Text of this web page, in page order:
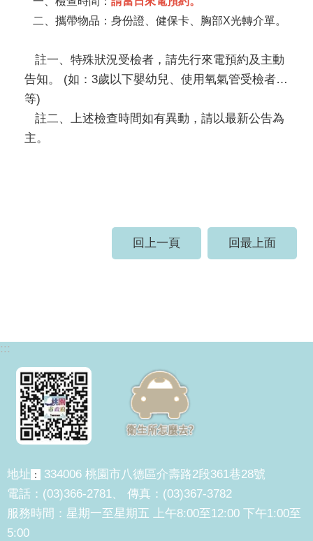
二、攜帶物品：身份證、健保卡、胸部X光轉介單。
註一、特殊狀況受檢者，請先行來電預約及主動
告知。 (如：3歲以下嬰幼兒、使用氧氣管受檢者…
等)
註二、上述檢查時間如有異動，請以最新公告為
主。
回上一頁 回最上面
:::
地址 ：
334006 桃園市八德區介壽路2段361巷28號
電話：(03)366-2781、 傳真：(03)367-3782
服務時間：星期一至星期五 上午8:00至12:00 下午1:00至
5:00